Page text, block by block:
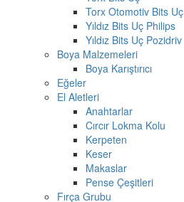
Torx Otomotiv Bits Uç
Yıldız Bits Uç Philips
Yıldız Bits Uç Pozidriv
Boya Malzemeleri
Boya Karıştırıcı
Eğeler
El Aletleri
Anahtarlar
Cırcır Lokma Kolu
Kerpeten
Keser
Makaslar
Pense Çeşitleri
Fırça Grubu